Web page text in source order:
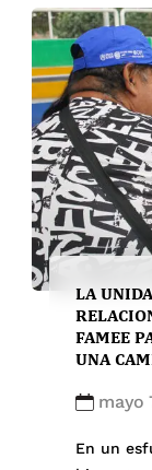
Porres,
nuestros
LA
FAMEE
UNA
mayo
En un